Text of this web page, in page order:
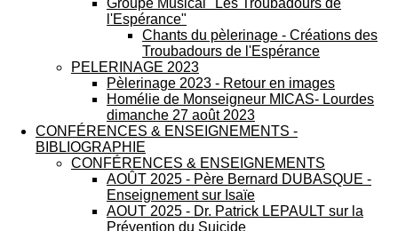
Groupe Musical "Les Troubadours de
l'Espérance"
Chants du pèlerinage - Créations des
Troubadours de l'Espérance
PELERINAGE 2023
Pèlerinage 2023 - Retour en images
Homélie de Monseigneur MICAS- Lourdes
dimanche 27 août 2023
CONFÉRENCES & ENSEIGNEMENTS -
BIBLIOGRAPHIE
CONFÉRENCES & ENSEIGNEMENTS
AOÛT 2025 - Père Bernard DUBASQUE -
Enseignement sur Isaïe
AOUT 2025 - Dr. Patrick LEPAULT sur la
Prévention du Suicide